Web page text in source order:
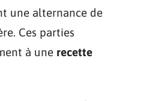
une alternance de
Ces parties
à une recette